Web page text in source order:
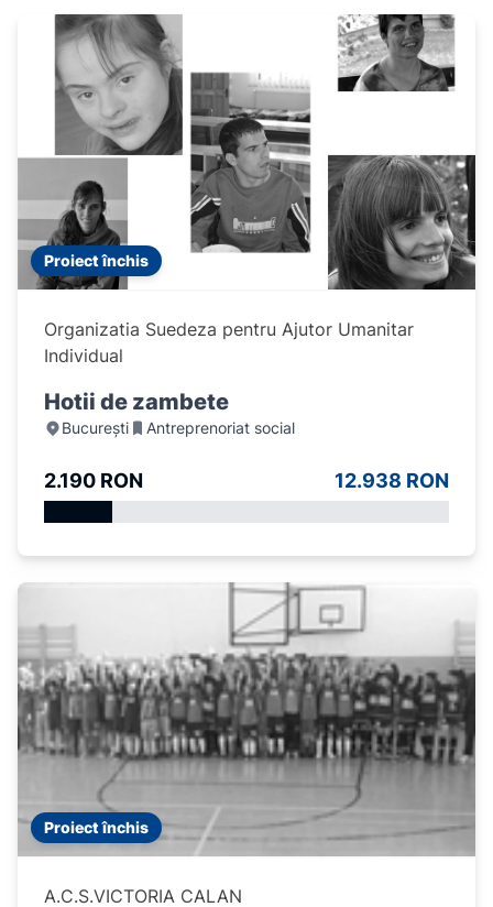
Proiect închis
Organizatia Suedeza pentru Ajutor Umanitar
Individual
Hotii de zambete
București Antreprenoriat social
2.190 RON 12.938 RON
Proiect închis
A.C.S.VICTORIA CALAN